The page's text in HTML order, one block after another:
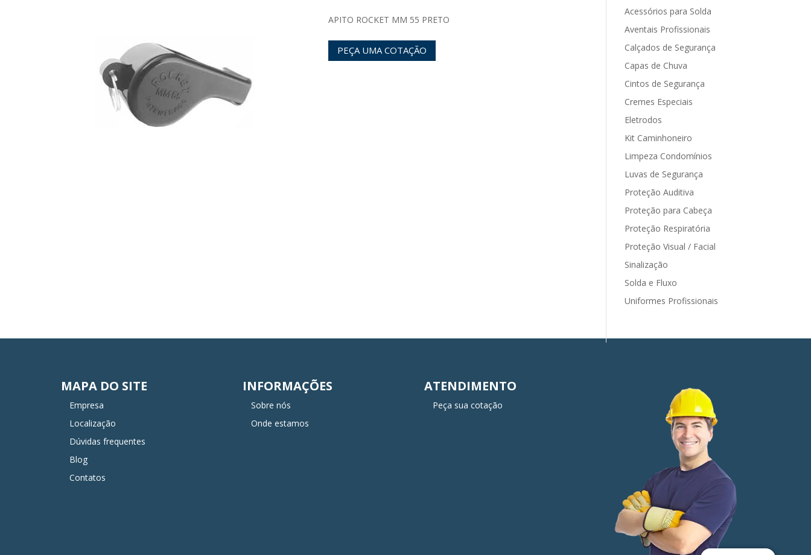
APITO ROCKET MM 55 PRETO
PEÇA UMA COTAÇÃO
Acessórios para Solda
Aventais Profissionais
Calçados de Segurança
Capas de Chuva
Cintos de Segurança
Cremes Especiais
Eletrodos
Kit Caminhoneiro
Limpeza Condomínios
Luvas de Segurança
Proteção Auditiva
Proteção para Cabeça
Proteção Respiratória
Proteção Visual / Facial
Sinalização
Solda e Fluxo
Uniformes Profissionais
MAPA DO SITE
Empresa
Localização
Dúvidas frequentes
Blog
Contatos
INFORMAÇÕES
Sobre nós
Onde estamos
ATENDIMENTO
Peça sua cotação